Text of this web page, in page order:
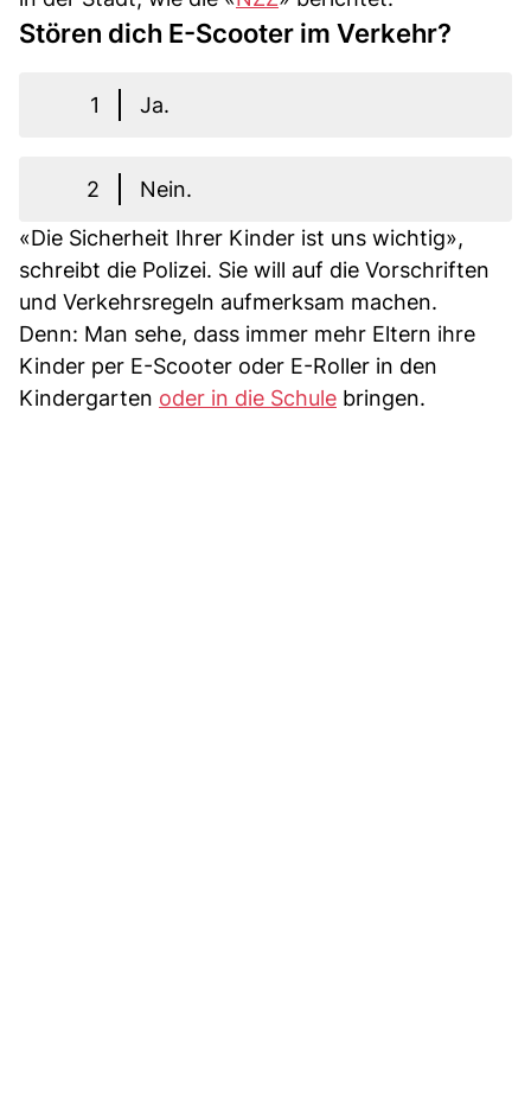
Stören dich E-Scooter im Verkehr?
1 Ja.
2
Nein.
«Die Sicherheit Ihrer Kinder ist uns wichtig»,
schreibt die Polizei. Sie will auf die Vorschriften
und Verkehrsregeln aufmerksam machen.
Denn: Man sehe, dass immer mehr Eltern ihre
Kinder per E-Scooter oder E-Roller in den
Kindergarten oder in die Schule bringen.